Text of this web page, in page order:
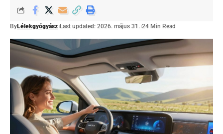
ByLélekgyógyász Last updated: 2026. május 31. 24 Min Read